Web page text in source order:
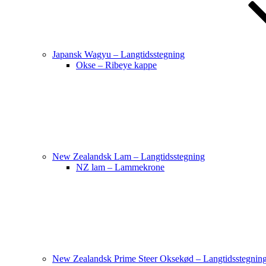
Japansk Wagyu – Langtidsstegning
Okse – Ribeye kappe
New Zealandsk Lam – Langtidsstegning
NZ lam – Lammekrone
New Zealandsk Prime Steer Oksekød –